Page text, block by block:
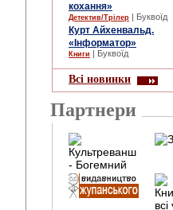
кохання»
Детектив/Трілер | Буквоїд
Курт Айхенвальд.
«Інформатор»
Книги | Буквоїд
Всі новинки
Партнери